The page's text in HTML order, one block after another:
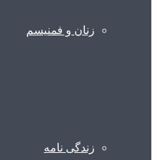
زنان و فمنیسم
زندگی نامه